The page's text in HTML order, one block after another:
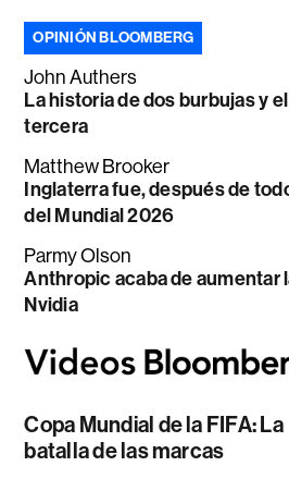
OPINIÓN BLOOMBERG
John Authers
La historia de dos burbujas y
tercera
Matthew Brooker
Inglaterra fue, después de
del Mundial 2026
Parmy Olson
Anthropic acaba de aumentar
Nvidia
Copa Mundial de la FIFA: La
batalla de las marcas